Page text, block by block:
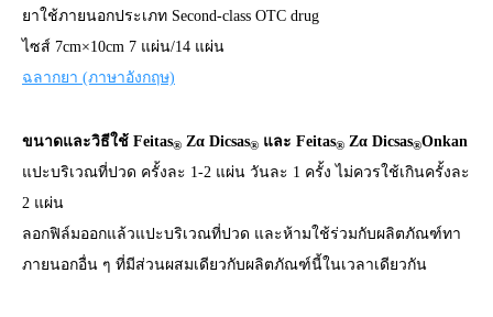
ยาใช้ภายนอกประเภท Second-class OTC drug
ไซส์ 7cm×10cm 7 แผ่น/14 แผ่น
ฉลากยา (ภาษาอังกฤษ)
ขนาดและวิธีใช้ Feitas® Zα Dicsas® และ Feitas® Zα Dicsas®Onkan
แปะบริเวณที่ปวด ครั้งละ 1-2 แผ่น วันละ 1 ครั้ง ไม่ควรใช้เกินครั้งละ
2 แผ่น
ลอกฟิล์มออกแล้วแปะบริเวณที่ปวด และห้ามใช้ร่วมกับผลิตภัณฑ์ทา
ภายนอกอื่น ๆ ที่มีส่วนผสมเดียวกับผลิตภัณฑ์นี้ในเวลาเดียวกัน